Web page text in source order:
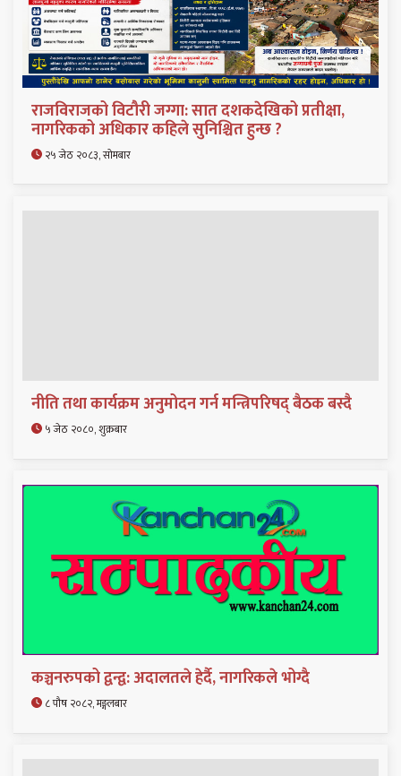
राजविराजको विटौरी जग्गा: सात दशकदेखिको प्रतीक्षा,
नागरिकको अधिकार कहिले सुनिश्चित हुन्छ ?
२५ जेठ २०८३, सोमबार
नीति तथा कार्यक्रम अनुमोदन गर्न मन्त्रिपरिषद् बैठक बस्दै
५ जेठ २०८०, शुक्रबार
कञ्चनरुपको द्वन्द्व: अदालतले हेर्दै, नागरिकले भोग्दै
८ पौष २०८२, मङ्गलबार